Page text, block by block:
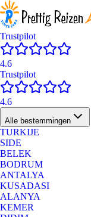
Trustpilot
4.6
Trustpilot
4.6
Alle bestemmingen
TURKIJE
SIDE
BELEK
BODRUM
ANTALYA
KUSADASI
ALANYA
KEMER